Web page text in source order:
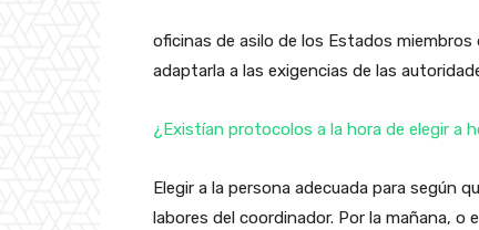
oficinas de asilo de los Estados miembros
adaptarla a las exigencias de las
¿Existían protocolos a la hora de elegir a
Elegir a la persona adecuada para según
labores del coordinador. Por la mañana, o